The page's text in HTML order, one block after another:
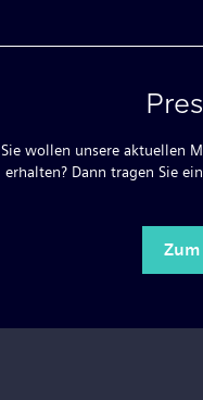
Sie wollen unsere aktuellen
erhalten? Dann tragen Sie